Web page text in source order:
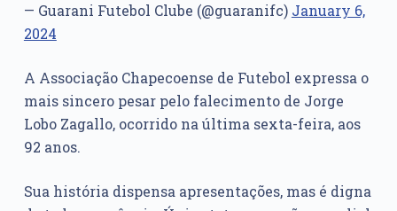
— Guarani Futebol Clube (@guaranifc) January 6,
2024
A Associação Chapecoense de Futebol expressa o
mais sincero pesar pelo falecimento de Jorge
Lobo Zagallo, ocorrido na última sexta-feira, aos
92 anos.
Sua história dispensa apresentações, mas é digna